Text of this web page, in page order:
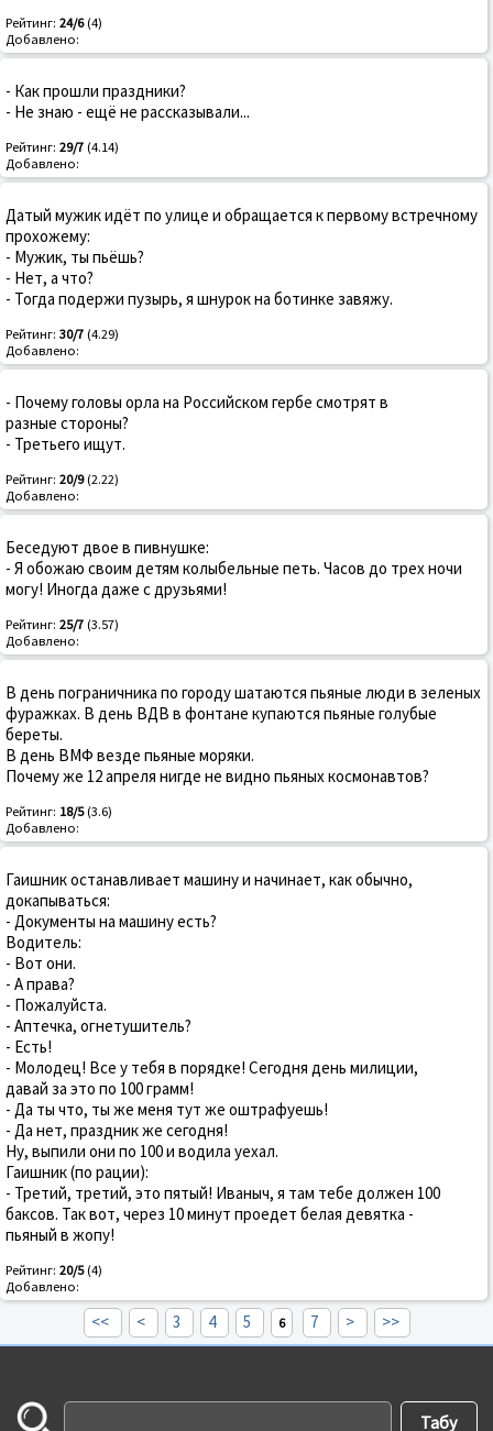
Рейтинг: 24/6(4)
Добавлено:
- Как прошли праздники?
- Не знаю - ещё не рассказывали...
Рейтинг: 29/7 (4.14)
Добавлено:
Датый мужик идёт по улице и обращается к первому встречному
прохожему:
- Мужик, ты пьёшь?
- Нет, а что?
- Тогда подержи пузырь, я шнурок на ботинке завяжу.
Рейтинг: 30/7 (4.29)
Добавлено:
- Почему головы орла на Российском гербе смотрят в
разные стороны?
- Третьего ищут.
Рейтинг: 20/9(2.22)
Добавлено:
Беседуют двое в пивнушке:
- Я обожаю своим детям колыбельные петь. Часов до трех ночи
могу! Иногда даже с друзьями!
Рейтинг: 25/7 (3.57)
Добавлено:
В день пограничника по городу шатаются пьяные люди в зеленых
фуражках. В день ВДВ в фонтане купаются пьяные голубые
береты.
В день ВМФ везде пьяные моряки.
Почему же 12 апреля нигде не видно пьяных космонавтов?
Рейтинг: 18/5(3.6)
Добавлено:
Гаишник останавливает машину и начинает, как обычно,
докапываться:
- Документы на машину есть?
Водитель:
- Вот они.
- А права?
- Пожалуйста.
- Аптечка, огнетушитель?
- Есть!
- Молодец! Все у тебя в порядке! Сегодня день милиции,
давай за это по 100 грамм!
- Да ты что, ты же меня тут же оштрафуешь!
- Да нет, праздник же сегодня!
Ну, выпили они по 100 и водила уехал.
Гаишник (по рации):
- Третий, третий, это пятый! Иваныч, я там тебе должен 100
баксов. Так вот, через 10 минут проедет белая девятка -
пьяный в жопу!
Рейтинг: 20/5(4)
Добавлено:
<< < 3 4 5 6 7 > >>